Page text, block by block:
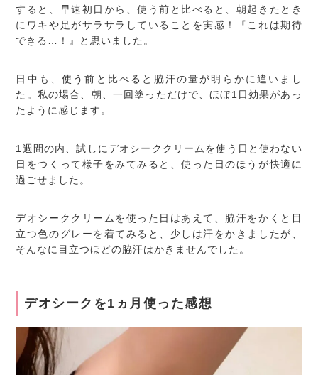
すると、早速初日から、使う前と比べると、朝起きたとき
にワキや足がサラサラしていることを実感！『これは期待
できる…！』と思いました。
日中も、使う前と比べると脇汗の量が明らかに違いまし
た。私の場合、朝、一回塗っただけで、ほぼ1日効果があっ
たように感じます。
1週間の内、試しにデオシーククリームを使う日と使わない
日をつくって様子をみてみると、使った日のほうが快適に
過ごせました。
デオシーククリームを使った日はあえて、脇汗をかくと目
立つ色のグレーを着てみると、少しは汗をかきましたが、
そんなに目立つほどの脇汗はかきませんでした。
デオシークを1ヵ月使った感想